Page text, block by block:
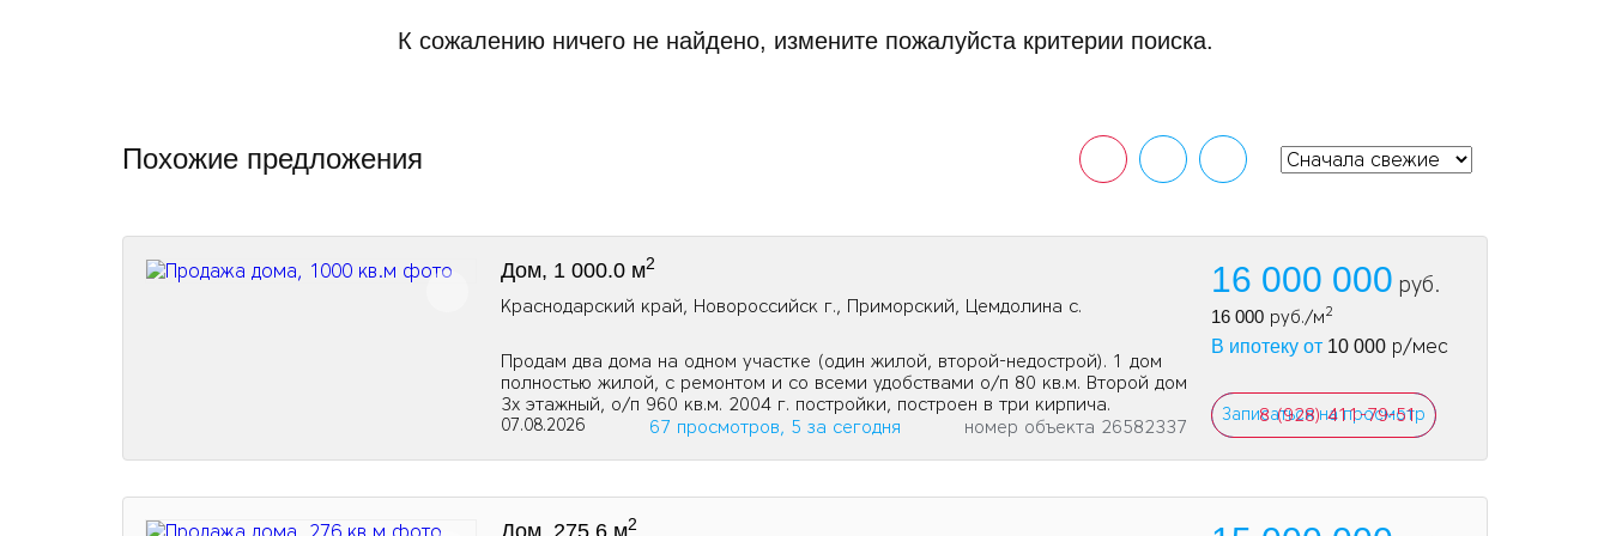
К сожалению ничего не найдено, измените пожалуйста критерии поиска.
Похожие предложения
Дом, 1 000.0 м2
Краснодарский край, Новороссийск г., Приморский, Цемдолина с.
Продам два дома на одном участке (один жилой, второй-недострой). 1 дом
полностью жилой, с ремонтом и со всеми удобствами о/п 80 кв.м. Второй дом
3х этажный, о/п 960 кв.м. 2004 г. постройки, построен в три кирпича.
07.08.2026 67 просмотров, 5 за сегодня номер объекта 26582337
16 000 000 руб.
16 000 руб./м2
В ипотеку от 10 000 р/мес
Записаться на просмотр
8 (928) 411-79-51
Дом, 275.6 м2